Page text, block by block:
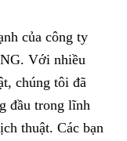
của công ty
Với nhiều
chúng tôi đã
đầu trong lĩnh
thuật. Các bạn